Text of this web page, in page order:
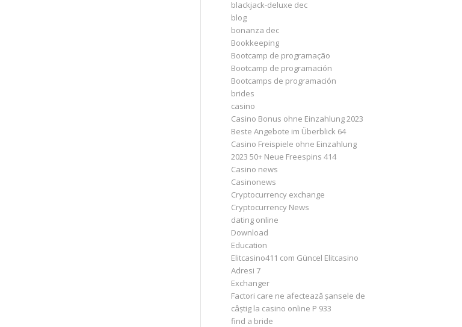
blackjack-deluxe dec
blog
bonanza dec
Bookkeeping
Bootcamp de programação
Bootcamp de programación
Bootcamps de programación
brides
casino
Casino Bonus ohne Einzahlung 2023 ️
Beste Angebote im Überblick 64
Casino Freispiele ohne Einzahlung
2023 50+ Neue Freespins 414
Casino news
Casinonews
Cryptocurrency exchange
Cryptocurrency News
dating online
Download
Education
Elitcasino411 com Güncel Elitcasino
Adresi 7
Exchanger
Factori care ne afectează șansele de
câștig la casino online P 933
find a bride